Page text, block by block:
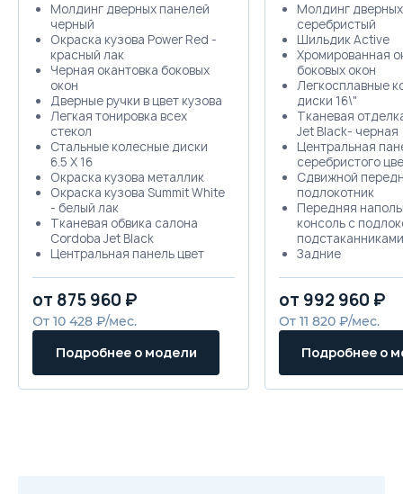
Молдинг дверных панелей
черный
Окраска кузова Power Red -
красный лак
Черная окантовка боковых
окон
Дверные ручки в цвет кузова
Легкая тонировка всех
стекол
Стальные колесные диски
6.5 Х 16
Окраска кузова металлик
Окраска кузова Summit White
- белый лак
Тканевая обвика салона
Cordoba Jet Black
Центральная панель цвет
инструментов черные с
хромированной окантовкой
Зеркало в солнцезащитном
козырьке пассажира
Электрогидроусилитель
рулевого управления
Рулевая колонка,
от 875 960 ₽
От 10 428 ₽/мес.
Подробнее о модели
Молдинг
серебристый
Шильдик Active
Хромированная
боковых окон
Легкосплавные
диски 16\"
Тканевая
Jet Black- черная
Центральная
серебристого
Сдвижной
подлокотник
Передняя
консоль с
подстаканниками
Задние
активные
положениях)
Кожаная отделка
колеса с
Датчик дождя
Климат-контроль
двухзонный
от 992 960 ₽
От 11 820 ₽/мес.
Подробнее о